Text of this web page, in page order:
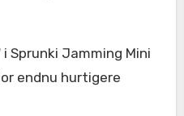
Sprunki Jamming Mini
endnu hurtigere